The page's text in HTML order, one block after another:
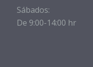
Sábados:
De 9:00-14:00 hr